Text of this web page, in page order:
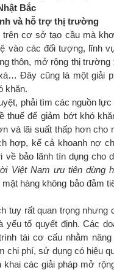
Bắc
và hỗ trợ thị trường
cơ sở tạo cầu mà
vào các đối tượng, lĩnh
thôn, mở rộng thị trường
Đây cũng là một giải
khăn.
phải tìm các nguồn lực
để giảm bớt khó
và lãi suất thấp hơn cho
hợp, kể cả khoanh nợ
bảo lãnh tín dụng cho
Việt Nam ưu tiên dùng
hàng không bảo đảm
tuy rất quan trọng nhưng
tố quyết định. Các
tái cơ cấu nhằm
chi phí, sử dụng có hiệu
các giải pháp mở